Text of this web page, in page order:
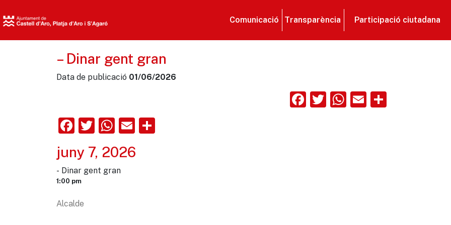
Comunicació Transparència Participació ciutadana
– Dinar gent gran
Data de publicació 01/06/2026
Facebook
Twitter
WhatsApp
Email
Facebook
Twitter
WhatsApp
Email
juny 7, 2026
- Dinar gent gran
1:00 pm
Alcalde